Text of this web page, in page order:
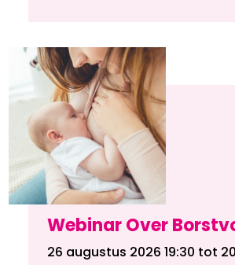
Webinar Over
26 augustus 2026 19:30 tot